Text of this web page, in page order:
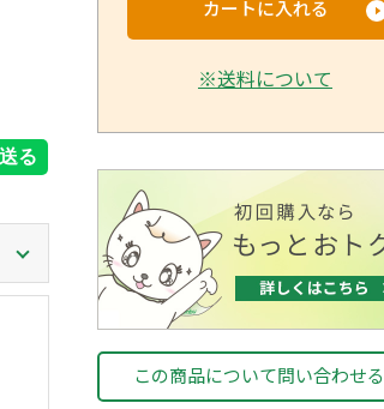
カートに入れる
※送料について
この商品について問い合わせる